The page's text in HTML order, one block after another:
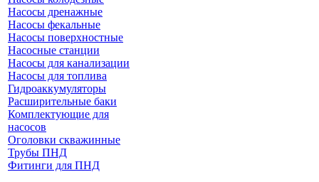
Насосы дренажные
Насосы фекальные
Насосы поверхностные
Насосные станции
Насосы для канализации
Насосы для топлива
Гидроаккумуляторы
Расширительные баки
Комплектующие для
насосов
Оголовки скважинные
Трубы ПНД
Фитинги для ПНД